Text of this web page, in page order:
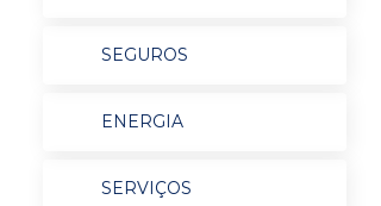
SEGUROS
ENERGIA
SERVIÇOS